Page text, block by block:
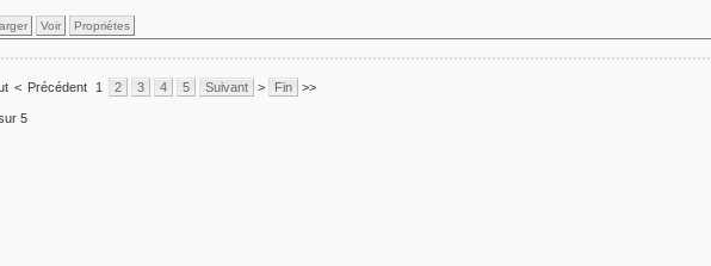
Voir Propriétes
< Précédent 1 2 3 4 5 Suivant > Fin >>
5